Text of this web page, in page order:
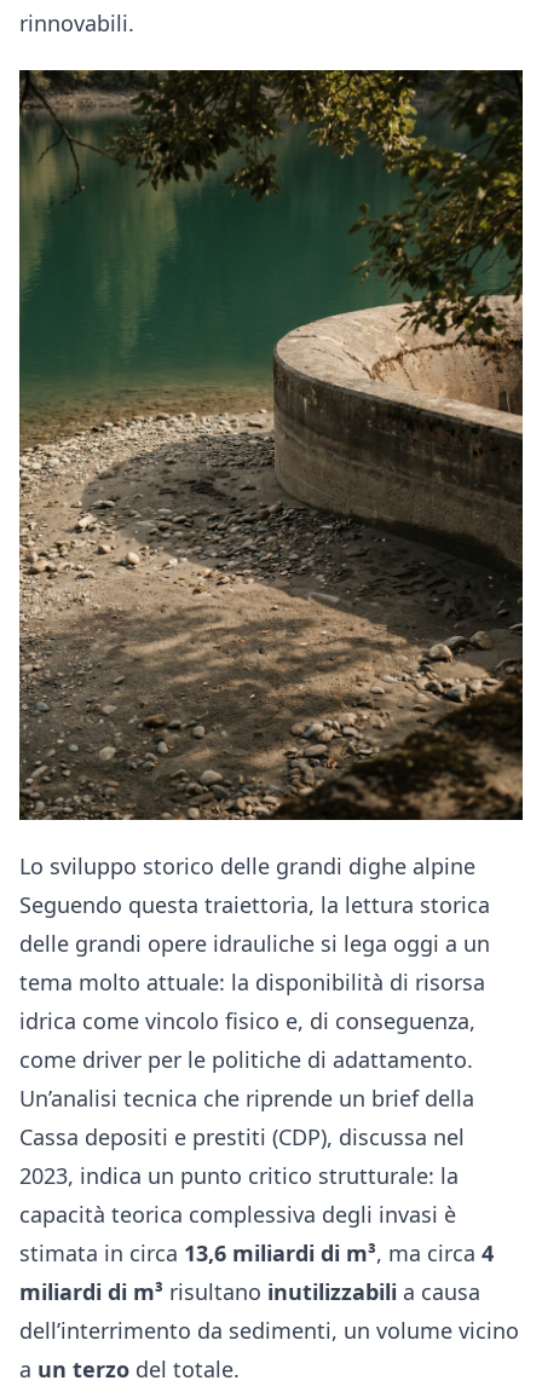
rinnovabili.
Lo sviluppo storico delle grandi dighe alpine
Seguendo questa traiettoria, la lettura storica
delle grandi opere idrauliche si lega oggi a un
tema molto attuale: la disponibilità di risorsa
idrica come vincolo fisico e, di conseguenza,
come driver per le politiche di adattamento.
Un’analisi tecnica che riprende un brief della
Cassa depositi e prestiti (CDP), discussa nel
2023, indica un punto critico strutturale: la
capacità teorica complessiva degli invasi è
stimata in circa 13,6 miliardi di m³, ma circa 4
miliardi di m³ risultano inutilizzabili a causa
dell’interrimento da sedimenti, un volume vicino
a un terzo del totale.